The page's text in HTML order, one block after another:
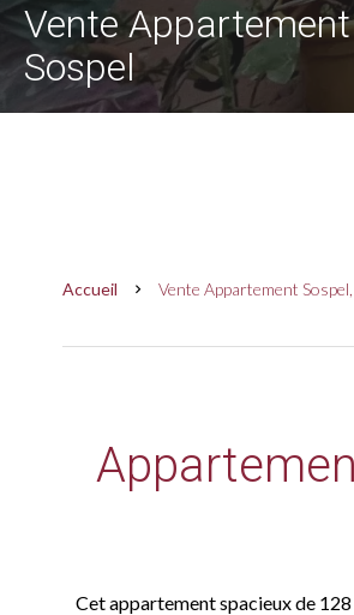
Vente Appartement
Sospel
Accueil Vente Appartement
Cet appartement spacieux de